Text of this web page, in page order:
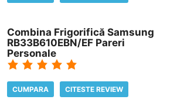
Combina Frigorifică Samsung
RB33B610EBN/EF Pareri
Personale
CUMPARA CITESTE REVIEW